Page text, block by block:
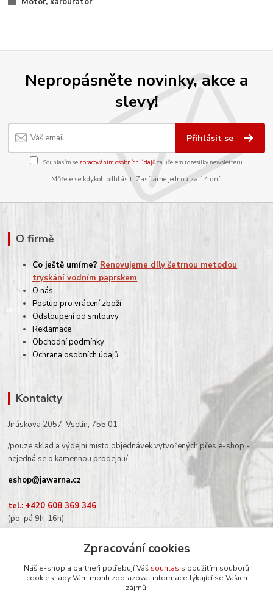
Nepropásněte novinky, akce a
slevy!
Přihlásit se
Souhlasím se zpracováním osobních údajůza účelem rozesílky newsletteru.
Můžete se kdykoli odhlásit. Zasíláme jednou za 14 dní.
O firmě
Co ještě umíme? Renovujeme díly šetrnou metodou
tryskání vodním paprskem
O nás
Postup pro vrácení zboží
Odstoupení od smlouvy
Reklamace
Obchodní podmínky
Ochrana osobních údajů
Kontakty
Jiráskova 2057, Vsetín, 755 01
/pouze sklad a výdejní místo objednávek vytvořených přes e-shop -
nejedná se o kamennou prodejnu/
eshop@jawarna.cz
tel.: +420 608 369 346
(po-pá 9h-16h)
Sledujte nás na Facebooku
Zpracování cookies
Náš e-shop a partneři potřebují Váš souhlas s použitím souborů
cookies, aby Vám mohli zobrazovat informace týkající se Vašich
zájmů.